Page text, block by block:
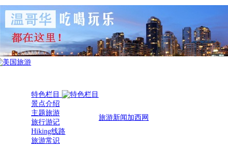
特色栏目
景点介绍
主题旅游
旅行游记
Hiking线路
旅游常识
旅游新闻 加西网